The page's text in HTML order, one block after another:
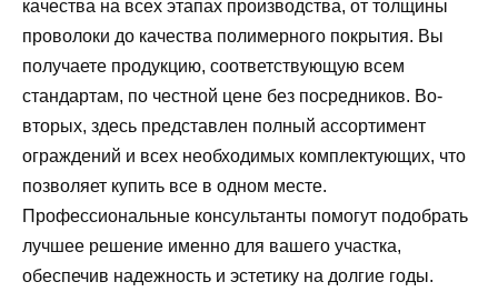
качества на всех этапах производства, от толщины
проволоки до качества полимерного покрытия. Вы
получаете продукцию, соответствующую всем
стандартам, по честной цене без посредников. Во-
вторых, здесь представлен полный ассортимент
ограждений и всех необходимых комплектующих, что
позволяет купить все в одном месте.
Профессиональные консультанты помогут подобрать
лучшее решение именно для вашего участка,
обеспечив надежность и эстетику на долгие годы.